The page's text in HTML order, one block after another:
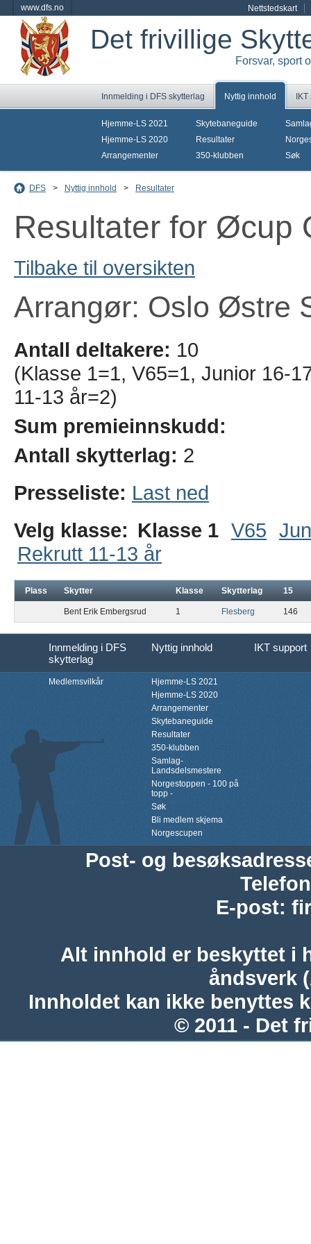
www.dfs.no Nettstedskart
Det frivillige
Forsvar, sport
Innmelding i DFS skytterlag Nyttig innhold
Hjemme-LS 2021
Hjemme-LS 2020
Arrangementer
Skytebaneguide
Resultater
350-klubben
Søk
DFS > Nyttig innhold > Resultater
Resultater for Øcup
Tilbake til oversikten
Arrangør: Oslo Østre
Antall deltakere: 10
(Klasse 1=1, V65=1, Junior 16-
11-13 år=2)
Sum premieinnskudd:
Antall skytterlag: 2
Presseliste: Last ned
Velg klasse: Klasse 1 V65
Rekrutt 11-13 år
Plass Skytter Klasse Skytterlag 15
Bent Erik Embergsrud 1 Flesberg 146
Innmelding i DFS
skytterlag
Nyttig innhold IKT support
Medlemsvilkår
Hjemme-LS 2021
Hjemme-LS 2020
Arrangementer
Skytebaneguide
Resultater
350-klubben
Samlag-
Landsdelsmestere
Norgestoppen - 100 på
topp -
Søk
Bli medlem skjema
Norgescupen
Post- og
Telefon
E-post:
Alt innhold er beskyttet i
åndsverk
Innholdet kan ikke benyttes
© 2011 - Det